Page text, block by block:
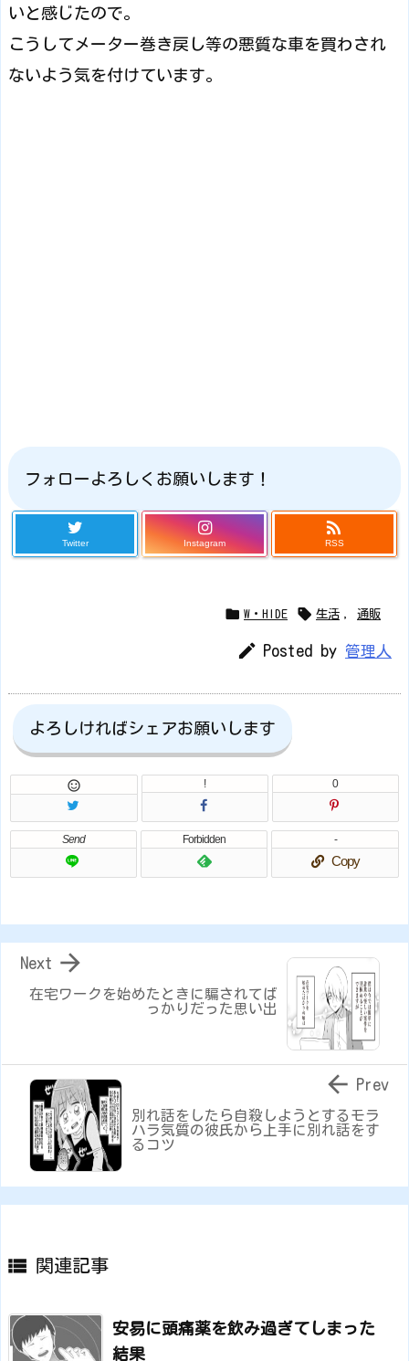
いと感じたので。
こうしてメーター巻き戻し等の悪質な車を買わされ
ないよう気を付けています。
フォローよろしくお願いします！
Twitter Instagram

RSS
 W・HIDE  生活 通販
 Posted by 管理人
よろしければシェアお願いします
 ! 0
Send Forbidden
Copy
-
在宅ワークを始めたときに騙されてば
っかりだった思い出

Next
別れ話をしたら自殺しようとするモラ
ハラ気質の彼氏から上手に別れ話をす
るコツ
 Prev
 関連記事
安易に頭痛薬を飲み過ぎてしまった
結果